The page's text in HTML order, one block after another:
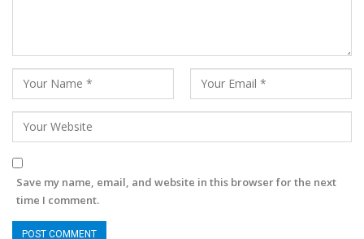
Save my name, email, and website in this browser for the next
time I comment.